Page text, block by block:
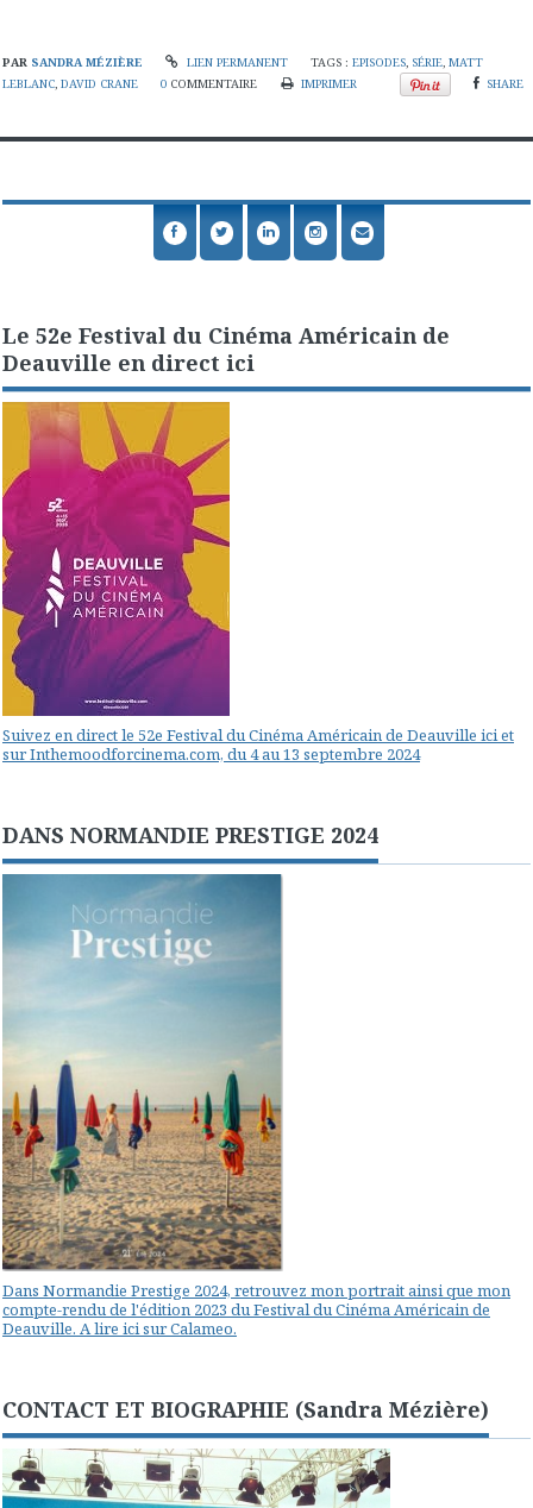
PAR SANDRA MÉZIÈRE LIEN PERMANENT TAGS :EPISODES, SÉRIE,MATT
LEBLANC, DAVID CRANE 0 COMMENTAIRE IMPRIMER SHARE
Le 52e Festival du Cinéma Américain de
Deauville en direct ici
Suivez en direct le 52e Festival du Cinéma Américain de Deauville ici et
sur Inthemoodforcinema.com, du 4 au 13 septembre 2024
DANS NORMANDIE PRESTIGE 2024
Dans Normandie Prestige 2024, retrouvez mon portrait ainsi que mon
compte-rendu de l'édition 2023 du Festival du Cinéma Américain de
Deauville. A lire ici sur Calameo.
CONTACT ET BIOGRAPHIE (Sandra Mézière)